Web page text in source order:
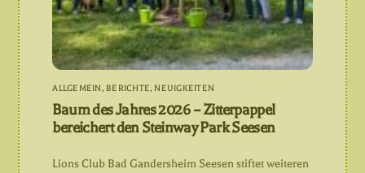
ALLGEMEIN, BERICHTE, NEUIGKEITEN
Baum des Jahres 2026 – Zitterpappel
bereichert den Steinway Park Seesen
Lions Club Bad Gandersheim Seesen stiftet weiteren